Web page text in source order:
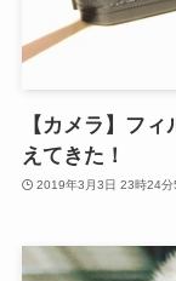
【カメラ】フ
えてきた！
2019年3月3日 23時24分